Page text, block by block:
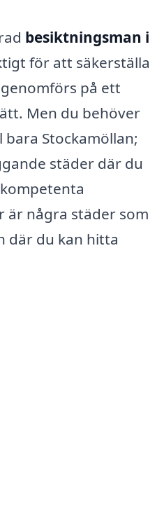
besiktningsman i
för att säkerställa
på ett
Men du behöver
Stockamöllan;
städer där du
är några städer som
där du kan hitta